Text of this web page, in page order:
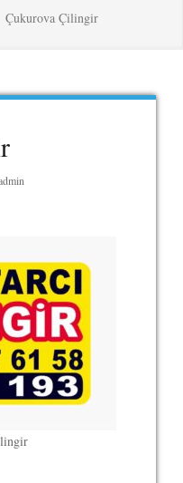
Çukurova Çilingir